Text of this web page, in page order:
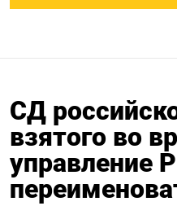
СД
взятого во
управление